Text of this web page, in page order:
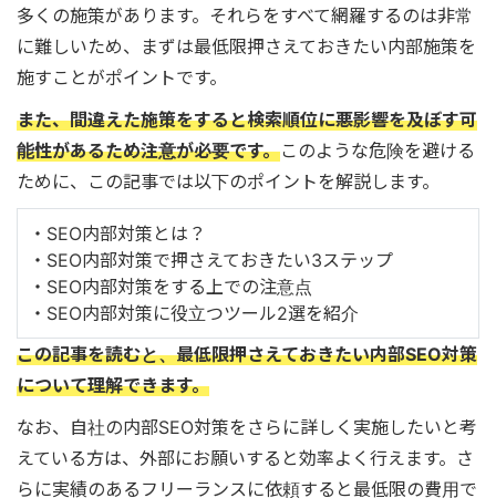
多くの施策があります。それらをすべて網羅するのは非常
に難しいため、まずは最低限押さえておきたい内部施策を
施すことがポイントです。
また、間違えた施策をすると検索順位に悪影響を及ぼす可
能性があるため注意が必要です。このような危険を避ける
ために、この記事では以下のポイントを解説します。
・SEO内部対策とは？
・SEO内部対策で押さえておきたい3ステップ
・SEO内部対策をする上での注意点
・SEO内部対策に役立つツール2選を紹介
この記事を読むと、最低限押さえておきたい内部SEO対策
について理解できます。
なお、自社の内部SEO対策をさらに詳しく実施したいと考
えている方は、外部にお願いすると効率よく行えます。さ
らに実績のあるフリーランスに依頼すると最低限の費用で